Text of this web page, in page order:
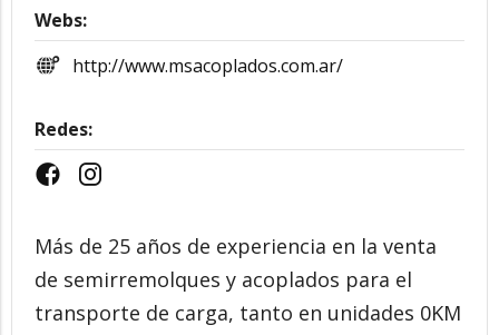
Webs:
http://www.msacoplados.com.ar/
Redes:
Más de 25 años de experiencia en la venta
de semirremolques y acoplados para el
transporte de carga, tanto en unidades 0KM